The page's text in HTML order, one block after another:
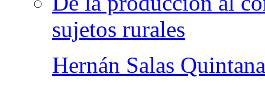
sujetos rurales
Hernán Salas